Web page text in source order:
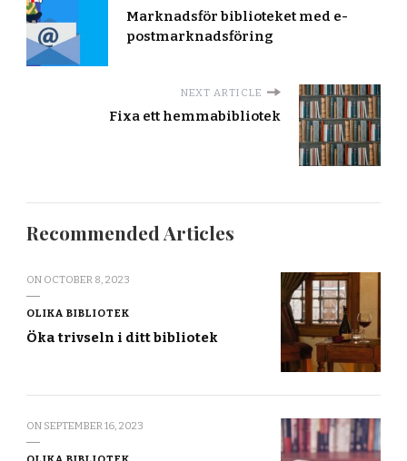
Marknadsför biblioteket med e-
postmarknadsföring
NEXT ARTICLE
Fixa ett hemmabibliotek
Recommended Articles
ON OCTOBER 8, 2023
OLIKA BIBLIOTEK
Öka trivseln i ditt bibliotek
ON SEPTEMBER 16, 2023